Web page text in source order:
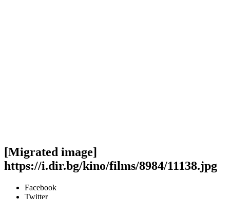
[Migrated image]
https://i.dir.bg/kino/films/8984/11138.jpg
Facebook
Twitter